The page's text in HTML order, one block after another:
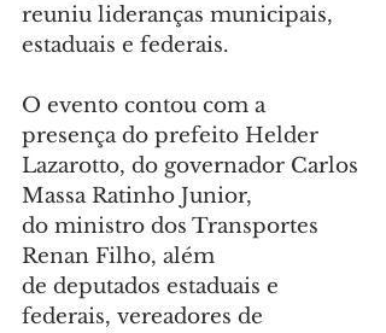
reuniu lideranças municipais,
estaduais e federais.
O evento contou com a
presença do prefeito Helder
Lazarotto, do governador Carlos
Massa Ratinho Junior,
do ministro dos Transportes
Renan Filho, além
de deputados estaduais e
federais, vereadores de